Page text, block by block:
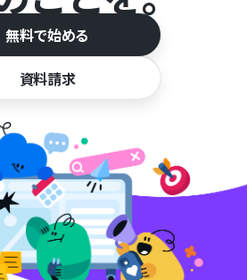
無料で始める
資料請求